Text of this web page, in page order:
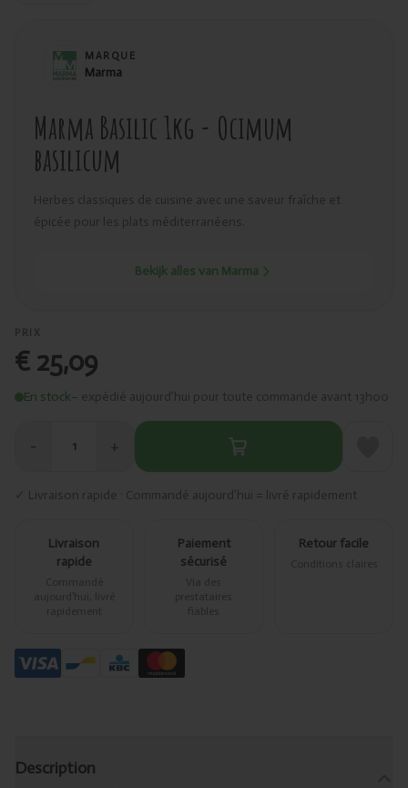
MARQUE
Marma
Marma Basilic 1kg - Ocimum
basilicum
Herbes classiques de cuisine avec une saveur fraîche et
épicée pour les plats méditerranéens.
Bekijk alles van Marma
PRIX
€ 25,09
En stock– expédié aujourd’hui pour toute commande avant 13h00
− 1 +
✓ Livraison rapide · Commandé aujourd’hui = livré rapidement
Livraison
rapide
Commandé
aujourd’hui, livré
rapidement
Paiement
sécurisé
Via des
prestataires
fiables
Retour facile
Conditions claires
Description